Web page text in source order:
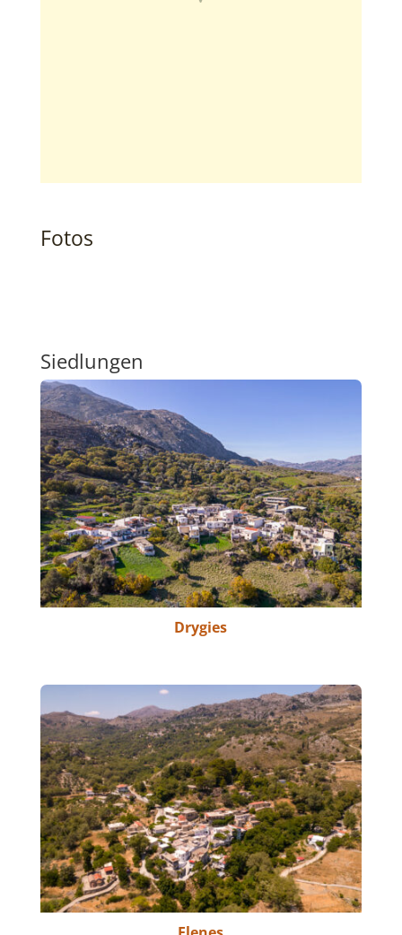
Fotos
Siedlungen
Drygies